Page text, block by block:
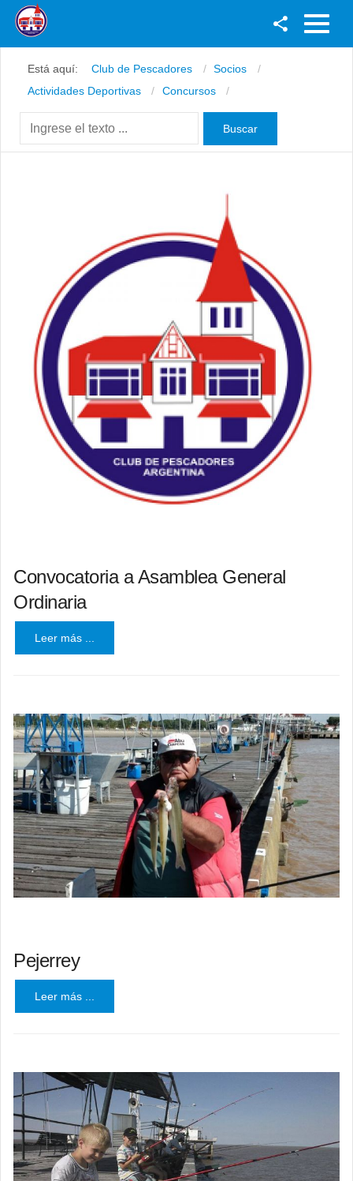
Youtube
Instagram
Está aquí: Club de Pescadores
Socios
Actividades Deportivas
Concursos
Convocatoria a Asamblea General
Ordinaria
Leer más ...
Pejerrey
Leer más ...